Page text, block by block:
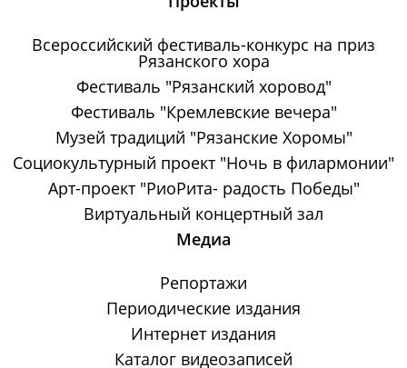
Всероссийский фестиваль-конкурс на приз
Рязанского хора
Фестиваль "Рязанский хоровод"
Фестиваль "Кремлевские вечера"
Музей традиций "Рязанские Хоромы"
Социокультурный проект "Ночь в филармонии"
Арт-проект "РиоРита- радость Победы"
Виртуальный концертный зал
Медиа
Репортажи
Периодические издания
Интернет издания
Каталог видеозаписей